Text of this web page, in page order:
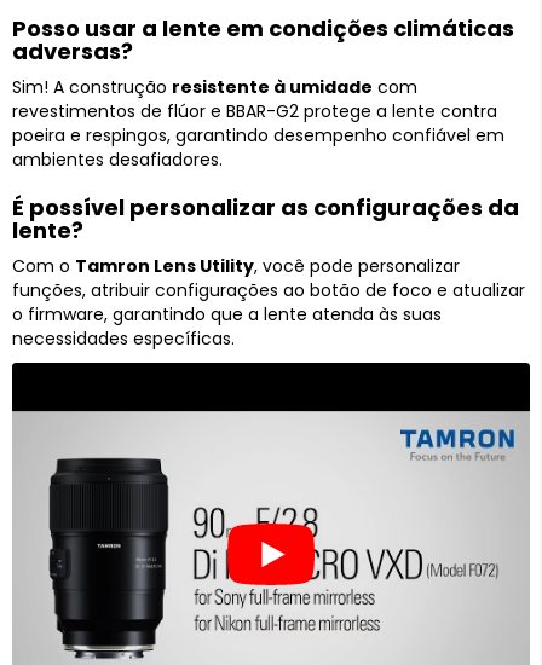
Posso usar a lente em condições climáticas
adversas?
Sim! A construção resistente à umidade com
revestimentos de flúor e BBAR-G2 protege a lente contra
poeira e respingos, garantindo desempenho confiável em
ambientes desafiadores.
É possível personalizar as configurações da
lente?
Com o Tamron Lens Utility, você pode personalizar
funções, atribuir configurações ao botão de foco e atualizar
o firmware, garantindo que a lente atenda às suas
necessidades específicas.